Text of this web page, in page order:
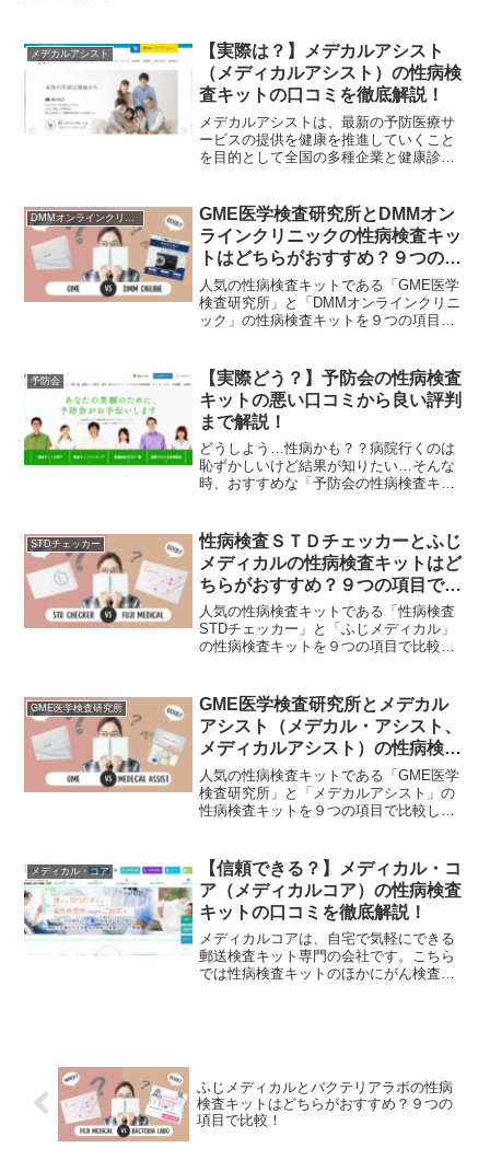
メデカルアシスト
【実際は？】メデカルアシスト
（メディカルアシスト）の性病検
査キットの口コミを徹底解説！
メデカルアシストは、最新の予防医療サ
ービスの提供を健康を推進していくこと
を目的として全国の多種企業と健康診断
ます。性病検査キットにはいろんな種類
がありますがその中でも人気、金額、検
査方法など実際に使用した方の口コミを
ご紹介したいと思います。
GME医学検査研究所とDMMオン
ラインクリニックの性病検査キッ
トはどちらがおすすめ？９つの項
目で比較！
人気の性病検査キットである「GME医学
検査研究所」と「DMMオンラインクリニ
ック」の性病検査キットを９つの項目で
項目」「2.価格」「3.配送料」「4.キット
受取方法」「5.差出人名の記載方法」「6.
検査結果の日数」「7.匿名検査の有無」
「8.相談の有無」「9.陽性時の病院紹介」
を徹底比較しています。両社の良いとこ
ろ悪いところ包み隠さずお伝えしていき
ます。これからどちらを買おうか迷って
いる方の参考になれば幸いです。
予防会
【実際どう？】予防会の性病検査
キットの悪い口コミから良い評判
まで解説！
どうしよう…性病かも？？病院行くのは
恥ずかしいけど結果が知りたい…そんな
時、おすすめな「予防会の性病検査キッ
した。ここではあくまでも中立的な立場
で嘘なく真実を伝えていけたらと思いま
す。「予防会の性病検査キット」を購入
しようかどうか迷っている方の参考にな
れば嬉しいです。
STDチェッカー
性病検査ＳＴＤチェッカーとふじ
メディカルの性病検査キットはど
ちらがおすすめ？９つの項目で比
較！
人気の性病検査キットである「性病検査
STDチェッカー」と「ふじメディカル」
の性病検査キットを９つの項目で比較し
「2.価格」「3.配送料」「4.キット受取方
法」「5.差出人名の記載方法」「6.検査結
果の日数」「7.匿名検査の有無」「8.相談
の有無」「9.陽性時の病院紹介」を徹底
比較しています。両社の良いところ悪い
ところ包み隠さずお伝えしていきます。
これからどちらを買おうか迷っている方
の参考になれば幸いです。
GME医学検査研究所
GME医学検査研究所とメデカル
アシスト（メデカル・アシスト、
メディカルアシスト）の性病検査
キットはどちらがおすすめ？９つ
の項目で比較！
人気の性病検査キットである「GME医学
検査研究所」と「メデカルアシスト」の
性病検査キットを９つの項目で比較して
価格」「3.配送料」「4.キット受取方法」
「5.差出人名の記載方法」「6.検査結果の
日数」「7.匿名検査の有無」「8.相談の有
無」「9.陽性時の病院紹介」を徹底比較
しています。両社の良いところ悪いとこ
ろ包み隠さずお伝えしていきます。これ
からどちらを買おうか迷っている方の参
考になれば幸いです。
メディカル・コア
【信頼できる？】メディカル・コ
ア（メディカルコア）の性病検査
キットの口コミを徹底解説！
メディカルコアは、自宅で気軽にできる
郵送検査キット専門の会社です。こちら
では性病検査キットのほかにがん検査の
気、金額、検査方法など実際に使用した
方の口コミをご紹介したいと思います。
ふじメディカルとバクテリアラボの性病
検査キットはどちらがおすすめ？９つの
項目で比較！